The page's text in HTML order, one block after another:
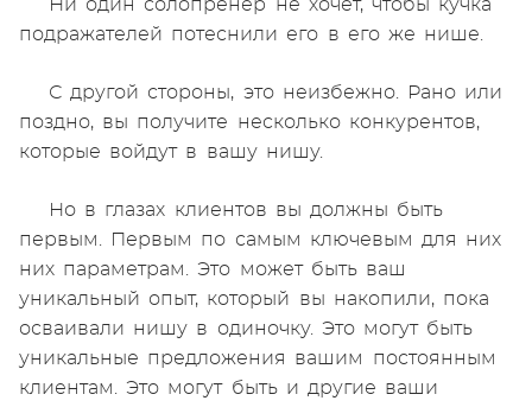
Ни один солопренер не хочет, чтобы кучка
подражателей потеснили его в его же нише.
С другой стороны, это неизбежно. Рано или
поздно, вы получите несколько конкурентов,
которые войдут в вашу нишу.
Но в глазах клиентов вы должны быть
первым. Первым по самым ключевым для них
них параметрам. Это может быть ваш
уникальный опыт, который вы накопили, пока
осваивали нишу в одиночку. Это могут быть
уникальные предложения вашим постоянным
клиентам. Это могут быть и другие ваши